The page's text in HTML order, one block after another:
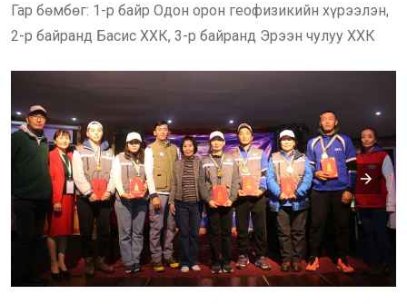
Гар бөмбөг: 1-р байр Одон орон геофизикийн хүрээлэн,
2-р байранд Басис ХХК, 3-р байранд Эрээн чулуу ХХК